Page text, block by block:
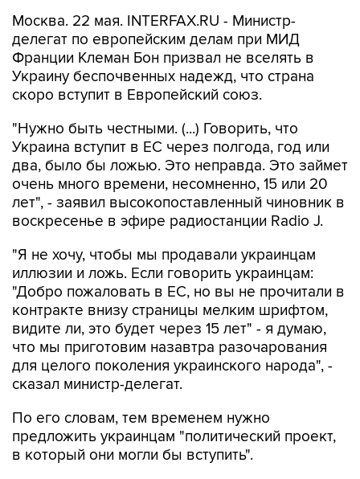
Москва. 22 мая. INTERFAX.RU - Министр-
делегат по европейским делам при МИД
Франции Клеман Бон призвал не вселять в
Украину беспочвенных надежд, что страна
скоро вступит в Европейский союз.
"Нужно быть честными. (...) Говорить, что
Украина вступит в ЕС через полгода, год или
два, было бы ложью. Это неправда. Это займет
очень много времени, несомненно, 15 или 20
лет", - заявил высокопоставленный чиновник в
воскресенье в эфире радиостанции Radio J.
"Я не хочу, чтобы мы продавали украинцам
иллюзии и ложь. Если говорить украинцам:
"Добро пожаловать в ЕС, но вы не прочитали в
контракте внизу страницы мелким шрифтом,
видите ли, это будет через 15 лет" - я думаю,
что мы приготовим назавтра разочарования
для целого поколения украинского народа", -
сказал министр-делегат.
По его словам, тем временем нужно
предложить украинцам "политический проект,
в который они могли бы вступить".